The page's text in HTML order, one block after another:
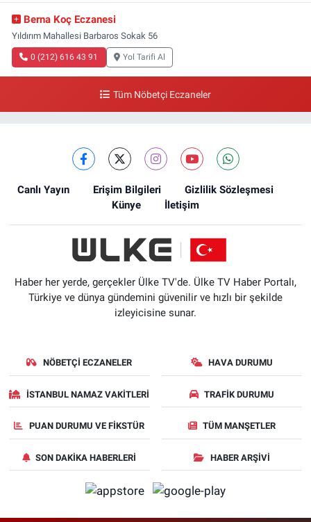
Berna Koç Eczanesi
Yıldırım Mahallesi Barbaros Sokak 56
0 (212) 616 43 91 Yol Tarifi Al
Tüm Nöbetçi Eczaneler
Canlı Yayın Erişim Bilgileri
Gizlilik Sözleşmesi
Künye
İletişim
Haber her yerde, gerçekler Ülke TV'de. Ülke TV Haber Portalı,
Türkiye ve dünya gündemini güvenilir ve hızlı bir şekilde
izleyicisine sunar.
NÖBETÇI ECZANELER HAVA DURUMU
İSTANBUL NAMAZ VAKITLERI TRAFIK DURUMU
PUAN DURUMU VE FIKSTÜR TÜM MANŞETLER
SON DAKIKA HABERLERI HABER ARŞIVI